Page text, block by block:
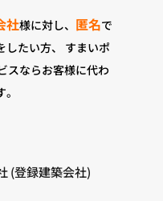
社様に対し、 匿名で
たい方、
すまいポ
スならお客様に代わ